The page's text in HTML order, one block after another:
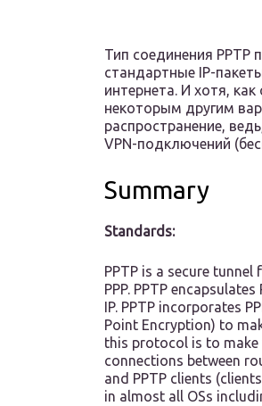
Тип соединения PPTP
стандартные IP-
интернета. И хотя,
некоторым другим
распространение,
VPN-подключений
Summary
Standards:
PPTP is a secure
PPP. PPTP
IP. PPTP incorporates
Point Encryption) to
this protocol is to make
connections between
and PPTP clients
in almost all OSs